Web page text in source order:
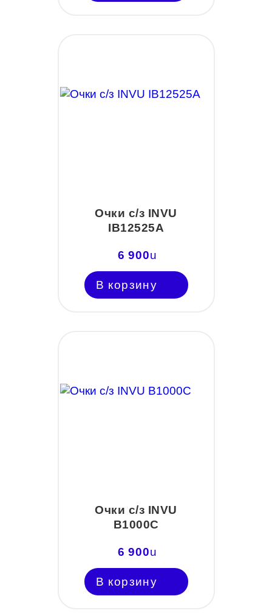
Очки с/з INVU
IB12525A
6 900u
В корзину
Очки с/з INVU
B1000C
6 900u
В корзину